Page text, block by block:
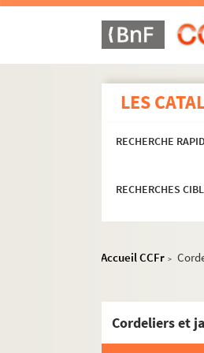
LES
RECHERCHE
RECHERCHES
Accueil CCFr >
Cordeliers et